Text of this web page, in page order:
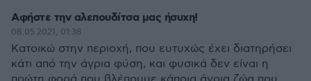
Αφήστε την αλεπουδίτσα μας ήσυχη!
08.05.2021, 01:38
Κατοικώ στην περιοχή, που ευτυχώς έχει διατηρήσει
κάτι από την άγρια φύση, και φυσικά δεν είναι η